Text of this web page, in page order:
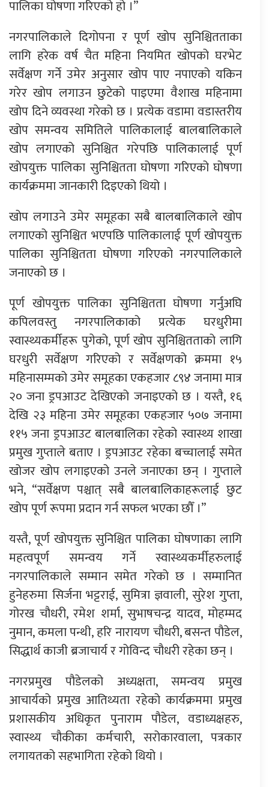
पालिका घोषणा गरिएको हो ।”
नगरपालिकाले दिगोपना र पूर्ण खोप सुनिश्चितताका
लागि हरेक वर्ष चैत महिना नियमित खोपको घरभेट
सर्वेक्षण गर्ने उमेर अनुसार खोप पाए नपाएको यकिन
गरेर खोप लगाउन छुटेको पाइएमा वैशाख महिनामा
खोप दिने व्यवस्था गरेको छ । प्रत्येक वडामा वडास्तरीय
खोप समन्वय समितिले पालिकालाई बालबालिकाले
खोप लगाएको सुनिश्चित गरेपछि पालिकालाई पूर्ण
खोपयुक्त पालिका सुनिश्चितता घोषणा गरिएको घोषणा
कार्यक्रममा जानकारी दिइएको थियो ।
खोप लगाउने उमेर समूहका सबै बालबालिकाले खोप
लगाएको सुनिश्चित भएपछि पालिकालाई पूर्ण खोपयुक्त
पालिका सुनिश्चितता घोषणा गरिएको नगरपालिकाले
जनाएको छ ।
पूर्ण खोपयुक्त पालिका सुनिश्चितता घोषणा गर्नुअघि
कपिलवस्तु नगरपालिकाको प्रत्येक घरधुरीमा
स्वास्थ्यकर्मीहरू पुगेको, पूर्ण खोप सुनिश्चितताको लागि
घरधुरी सर्वेक्षण गरिएको र सर्वेक्षणको क्रममा १५
महिनासम्मको उमेर समूहका एकहजार ८९४ जनामा मात्र
२० जना ड्रपआउट देखिएको जनाइएको छ । यस्तै, १६
देखि २३ महिना उमेर समूहका एकहजार ५०७ जनामा
११५ जना ड्रपआउट बालबालिका रहेको स्वास्थ्य शाखा
प्रमुख गुप्ताले बताए । ड्रपआउट रहेका बच्चालाई समेत
खोजर खोप लगाइएको उनले जनाएका छन् । गुप्ताले
भने, “सर्वेक्षण पश्चात् सबै बालबालिकाहरूलाई छुट
खोप पूर्ण रूपमा प्रदान गर्न सफल भएका छौँ ।”
यस्तै, पूर्ण खोपयुक्त सुनिश्चित पालिका घोषणाका लागि
महत्वपूर्ण समन्वय गर्ने स्वास्थ्यकर्मीहरुलाई
नगरपालिकाले सम्मान समेत गरेको छ । सम्मानित
हुनेहरुमा सिर्जना भट्टराई, सुमित्रा ज्ञवाली, सुरेश गुप्ता,
गोरख चौधरी, रमेश शर्मा, सुभाषचन्द्र यादव, मोहम्मद
नुमान, कमला पन्थी, हरि नारायण चौधरी, बसन्त पौडेल,
सिद्धार्थ काजी ब्रजाचार्य र गोविन्द चौधरी रहेका छन् ।
नगरप्रमुख पौडेलको अध्यक्षता, समन्वय प्रमुख
आचार्यको प्रमुख आतिथ्यता रहेको कार्यक्रममा प्रमुख
प्रशासकीय अधिकृत पुनाराम पौडेल, वडाध्यक्षहरु,
स्वास्थ्य चौकीका कर्मचारी, सरोकारवाला, पत्रकार
लगायतको सहभागिता रहेको थियो ।